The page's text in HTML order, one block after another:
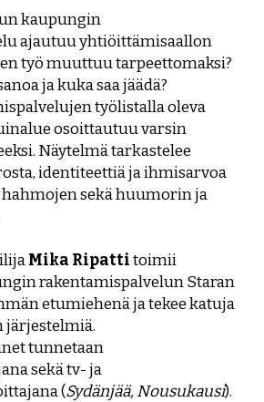
kaupungin
ajautuu yhtiöittämisaallon
työ muuttuu tarpeettomaksi?
ja kuka saa jäädä?
työlistalla oleva
osoittautuu varsin
Näytelmä tarkastelee
identiteettiä ja ihmisarvoa
sekä huumorin ja
Mika Ripattitoimii
rakentamispalvelun Staran
etumiehenä ja tekee katuja
järjestelmiä.
tunnetaan
sekä tv- ja
(Sydänjää, Nousukausi).